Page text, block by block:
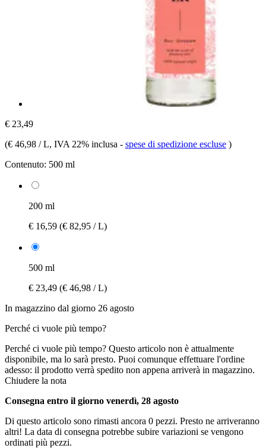
€ 23,49
(€ 46,98 / L, IVA 22% inclusa - spese di spedizione escluse )
Contenuto: 500 ml
200 ml
€ 16,59 (€ 82,95 / L)
500 ml
€ 23,49 (€ 46,98 / L)
In magazzino dal giorno 26 agosto
Perché ci vuole più tempo?
Perché ci vuole più tempo? Questo articolo non è attualmente
disponibile, ma lo sarà presto. Puoi comunque effettuare l'ordine
adesso: il prodotto verrà spedito non appena arriverà in magazzino.
Chiudere la nota
Consegna entro il giorno venerdì, 28 agosto
Di questo articolo sono rimasti ancora 0 pezzi. Presto ne arriveranno
altri! La data di consegna potrebbe subire variazioni se vengono
ordinati più pezzi.